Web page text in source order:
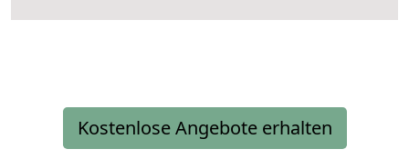
Kostenlose Angebote erhalten